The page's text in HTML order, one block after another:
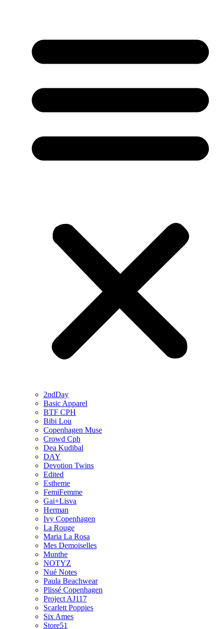
2ndDay
Basic Apparel
BTF CPH
Bibi Lou
Copenhagen Muse
Crowd Cph
Dea Kudibal
DAY
Devotion Twins
Edited
Estheme
FemiFemme
Gai+Lisva
Herman
Ivy Copenhagen
La Rouge
Maria La Rosa
Mes Demoiselles
Munthe
NOTYZ
Nué Notes
Paula Beachwear
Plissé Copenhagen
Project AJ117
Scarlett Poppies
Six Ames
Store51